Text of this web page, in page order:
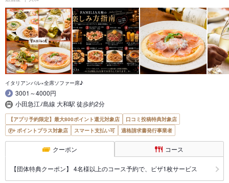
イタリアンバル×全席ソファー席♪
3001～4000円
小田急江ﾉ島線 大和駅 徒歩約2分
【アプリ予約限定】最大800ポイント還元対象店
口コミ投稿特典対象店
ポイントプラス対象店
スマート支払い可 適格請求書発行事業者
クーポン コース
【団体特典クーポン】 4名様以上のコース予約で、ピザ1枚サービス